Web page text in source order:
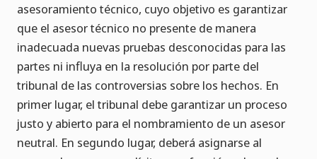
asesoramiento técnico, cuyo objetivo es garantizar
que el asesor técnico no presente de manera
inadecuada nuevas pruebas desconocidas para las
partes ni influya en la resolución por parte del
tribunal de las controversias sobre los hechos. En
primer lugar, el tribunal debe garantizar un proceso
justo y abierto para el nombramiento de un asesor
neutral. En segundo lugar, deberá asignarse al